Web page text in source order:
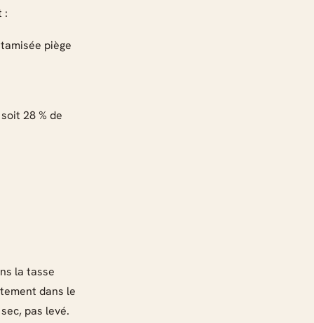
:
piège
28 % de
la tasse
dans le
pas levé.